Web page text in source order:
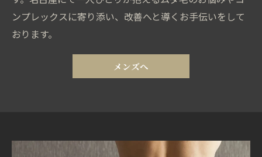
ンプレックスに寄り添い、改善へと導くお手伝いをして
おります。
メンズへ